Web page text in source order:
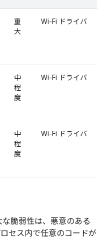
重
大
Wi-Fi ドライバ
中
程
度
Wi-Fi ドライバ
中
程
度
Wi-Fi ドライバ
脆弱性は、悪意のある
セス内で任意のコードが